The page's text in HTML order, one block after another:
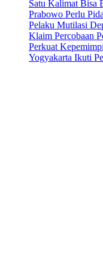
Satu Kalimat Bisa
Prabowo Perlu
Pelaku Mutilasi
Klaim Percobaan
Perkuat
Yogyakarta Ikuti